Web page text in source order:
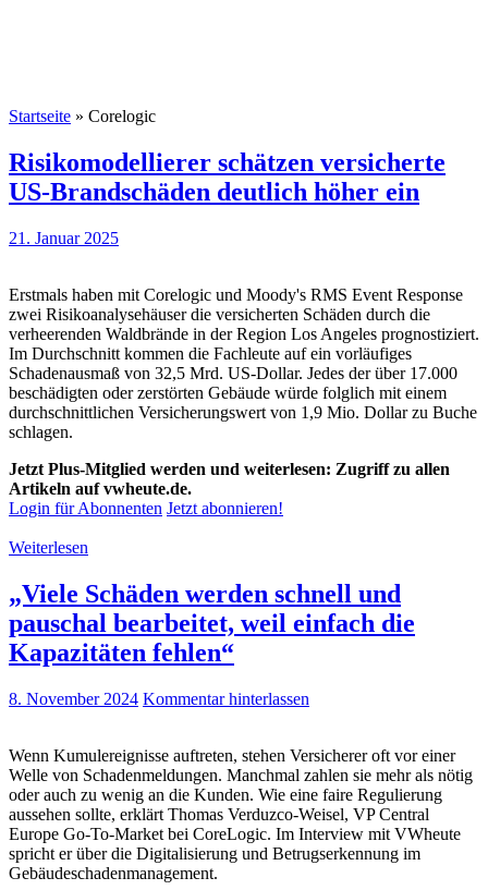
Startseite » Corelogic
Risikomodellierer schätzen versicherte
US-Brandschäden deutlich höher ein
21. Januar 2025
Erstmals haben mit Corelogic und Moody's RMS Event Response
zwei Risikoanalysehäuser die versicherten Schäden durch die
verheerenden Waldbrände in der Region Los Angeles prognostiziert.
Im Durchschnitt kommen die Fachleute auf ein vorläufiges
Schadenausmaß von 32,5 Mrd. US-Dollar. Jedes der über 17.000
beschädigten oder zerstörten Gebäude würde folglich mit einem
durchschnittlichen Versicherungswert von 1,9 Mio. Dollar zu Buche
schlagen.
Jetzt Plus-Mitglied werden und weiterlesen: Zugriff zu allen
Artikeln auf vwheute.de.
Login für Abonnenten Jetzt abonnieren!
Weiterlesen
„Viele Schäden werden schnell und
pauschal bearbeitet, weil einfach die
Kapazitäten fehlen“
8. November 2024 Kommentar hinterlassen
Wenn Kumulereignisse auftreten, stehen Versicherer oft vor einer
Welle von Schadenmeldungen. Manchmal zahlen sie mehr als nötig
oder auch zu wenig an die Kunden. Wie eine faire Regulierung
aussehen sollte, erklärt Thomas Verduzco-Weisel, VP Central
Europe Go-To-Market bei CoreLogic. Im Interview mit VWheute
spricht er über die Digitalisierung und Betrugserkennung im
Gebäudeschadenmanagement.